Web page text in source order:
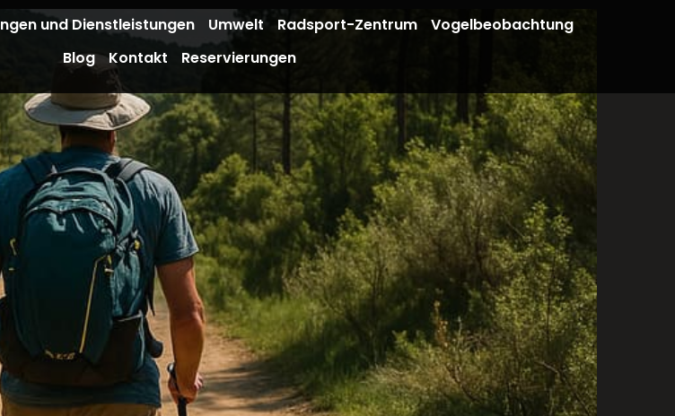
und Dienstleistungen Umwelt Radsport-Zentrum
Vogelbeobachtung
Blog
Kontakt Reservierungen